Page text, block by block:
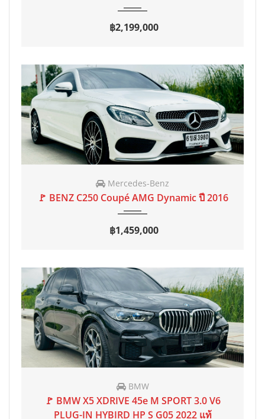
฿2,199,000
Mercedes-Benz
🚩 BENZ C250 Coupé AMG Dynamic ปี 2016
฿1,459,000
AT
BMW
🚩 BMW X5 XDRIVE 45e M SPORT 3.0 V6
PLUG-IN HYBIRD HP S G05 2022 แท้